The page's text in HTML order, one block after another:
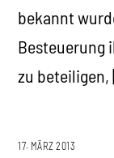
bekannt
Besteuerung
zu
17. MÄRZ 2013